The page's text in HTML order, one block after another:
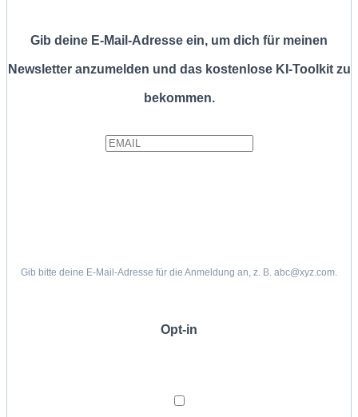
Gib deine E-Mail-Adresse ein, um dich für meinen
Newsletter anzumelden und das kostenlose KI-Toolkit zu
bekommen.
Gib bitte deine E-Mail-Adresse für die Anmeldung an, z. B. abc@xyz.com.
Opt-in